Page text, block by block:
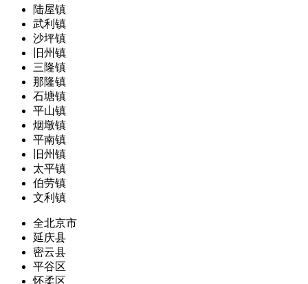
陆屋镇
武利镇
沙坪镇
旧州镇
三隆镇
那隆镇
石塘镇
平山镇
烟墩镇
平南镇
旧州镇
太平镇
伯劳镇
文利镇
全北京市
延庆县
密云县
平谷区
怀柔区